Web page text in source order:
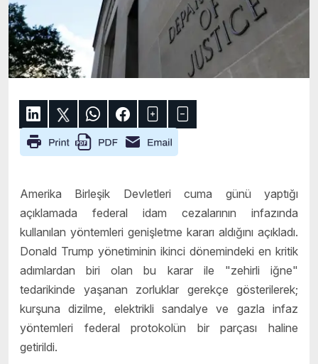
Amerika Birleşik Devletleri cuma günü yaptığı
açıklamada federal idam cezalarının infazında
kullanılan yöntemleri genişletme kararı aldığını açıkladı.
Donald Trump yönetiminin ikinci dönemindeki en kritik
adımlardan biri olan bu karar ile "zehirli iğne"
tedarikinde yaşanan zorluklar gerekçe gösterilerek;
kurşuna dizilme, elektrikli sandalye ve gazla infaz
yöntemleri federal protokolün bir parçası haline
getirildi.